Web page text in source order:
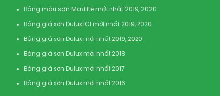
Bảng màu sơn Maxilite mới nhất 2019, 2020
Bảng giá sơn Dulux ICI mới nhất 2019, 2020
Bảng giá sơn Dulux mới nhất 2019, 2020
Bảng giá sơn Dulux mới nhất 2018
Bảng giá sơn Dulux mới nhất 2017
Bảng giá sơn Dulux mới nhất 2016